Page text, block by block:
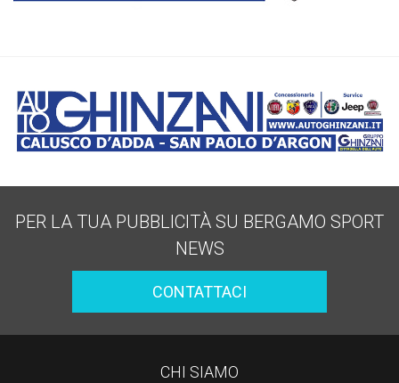
PER LA TUA PUBBLICITÀ SU BERGAMO SPORT
NEWS
CONTATTACI
CHI SIAMO